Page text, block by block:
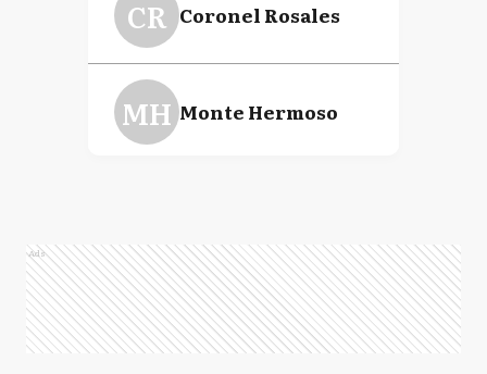
CR Coronel Rosales
MH Monte Hermoso
Ads